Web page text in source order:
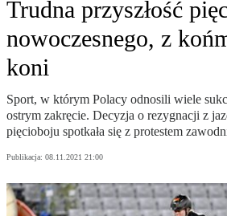
Trudna przyszłość
nowoczesnego, z
koni
Sport, w którym Polacy odnosili wiele
ostrym zakręcie. Decyzja o rezygnacji z
pięcioboju spotkała się z protestem
Publikacja: 08.11.2021 21:00